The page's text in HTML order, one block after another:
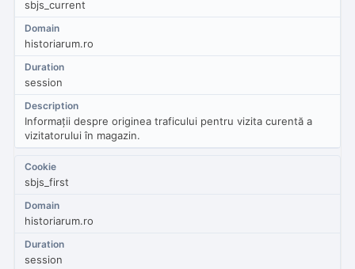
sbjs_current
historiarum.ro
session
Informații despre originea traficului pentru vizita curentă a
vizitatorului în magazin.
sbjs_first
historiarum.ro
session